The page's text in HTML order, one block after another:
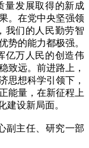
量发展取得的新成
。在党中央坚强领
我们的人民勤劳智
势的能力都极强。
亿万人民的创造伟
致远。前进路上，
思想科学引领下，
能量，在新征程上
建设新局面。
主任、研究一部